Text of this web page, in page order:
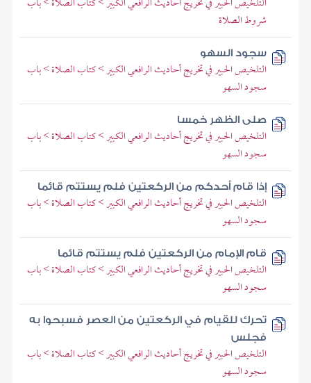
شروط الصلاة
سجود السهو
التلخيص الحبير في تخريج أحاديث الرافعي الكبير > كتاب الصلاة > باب
سجود السهو
صلى الظهر خمسا
التلخيص الحبير في تخريج أحاديث الرافعي الكبير > كتاب الصلاة > باب
سجود السهو
إذا قام أحدكم من الركعتين فلم يستتم قائما
التلخيص الحبير في تخريج أحاديث الرافعي الكبير > كتاب الصلاة > باب
سجود السهو
قام الإمام من الركعتين فلم يستتم قائما
التلخيص الحبير في تخريج أحاديث الرافعي الكبير > كتاب الصلاة > باب
سجود السهو
تحرك للقيام في الركعتين من العصر فسبحوا به
فجلس
التلخيص الحبير في تخريج أحاديث الرافعي الكبير > كتاب الصلاة > باب
سجود السهو